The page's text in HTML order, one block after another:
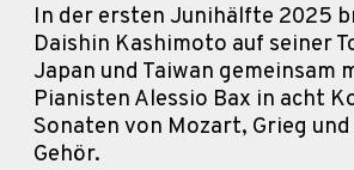
In der ersten Junihälfte 2025
Daishin Kashimoto auf seiner
Japan und Taiwan gemeinsam
Pianisten Alessio Bax in acht
Sonaten von Mozart, Grieg
Gehör.